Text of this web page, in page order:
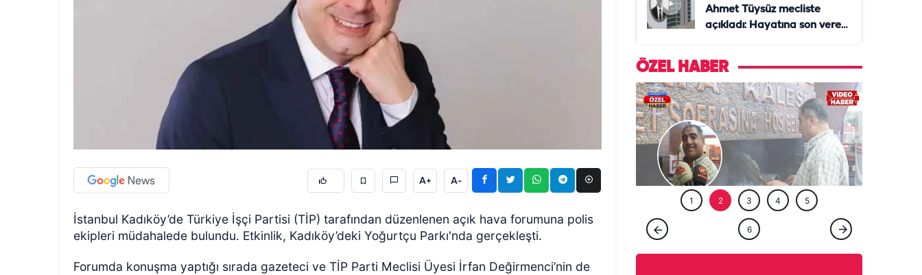
A+ A-
İstanbul Kadıköy’de Türkiye İşçi Partisi (TİP) tarafından düzenlenen açık hava forumuna polis
ekipleri müdahalede bulundu. Etkinlik, Kadıköy’deki Yoğurtçu Parkı'nda gerçekleşti.
Forumda konuşma yaptığı sırada gazeteci ve TİP Parti Meclisi Üyesi İrfan Değirmenci’nin de
Ahmet Tüysüz mecliste
açıkladı: Hayatına son veren
ÖZEL HABER
GÜNCEL
1 2 3 4 5
6